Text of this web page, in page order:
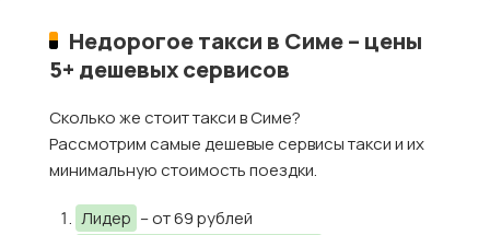
Недорогое такси в Симе – цены
5+ дешевых сервисов
Сколько же стоит такси в Симе?
Рассмотрим самые дешевые сервисы такси и их
минимальную стоимость поездки.
Лидер – от 69 рублей